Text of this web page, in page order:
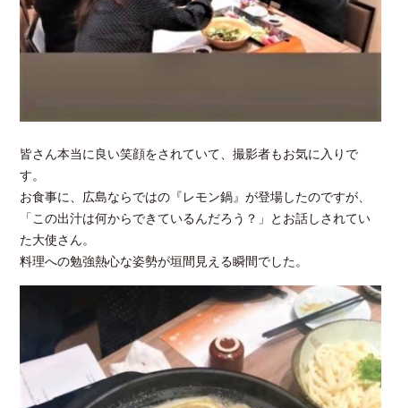
皆さん本当に良い笑顔をされていて、撮影者もお気に入りで
す。
お食事に、広島ならではの『レモン鍋』が登場したのですが、
「この出汁は何からできているんだろう？」とお話しされてい
た大使さん。
料理への勉強熱心な姿勢が垣間見える瞬間でした。